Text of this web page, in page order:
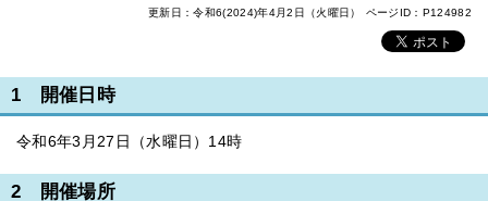
更新日：令和6(2024)年4月2日（火曜日） ページID：P124982
1 開催日時
令和6年3月27日（水曜日）14時
2 開催場所